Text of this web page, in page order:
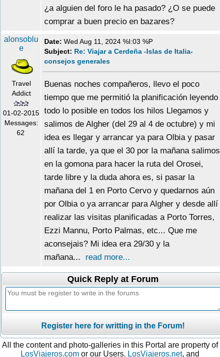
¿a alguien del foro le ha pasado? ¿O se puede
comprar a buen precio en bazares?
alonsoblu
e
Travel
Addict
01-02-2015
Messages:
62
Date: Wed Aug 11, 2024 %I:03 %P
Subject: Re: Viajar a Cerdeña -Islas de Italia-
consejos generales
Buenas noches compañeros, llevo el poco
tiempo que me permitió la planificación leyendo
todo lo posible en todos los hilos Llegamos y
salimos de Algher (del 29 al 4 de octubre) y mi
idea es llegar y arrancar ya para Olbia y pasar
allí la tarde, ya que el 30 por la mañana salimos
en la gomona para hacer la ruta del Orosei,
tarde libre y la duda ahora es, si pasar la
mañana del 1 en Porto Cervo y quedarnos aún
por Olbia o ya arrancar para Algher y desde allí
realizar las visitas planificadas a Porto Torres,
Ezzi Mannu, Porto Palmas, etc... Que me
aconsejais? Mi idea era 29/30 y la
mañana... read more...
Quick Reply at Forum
Register here for writting in the Forum!
All the content and photo-galleries in this Portal are property of
LosViajeros.com or our Users. LosViajeros.net, and